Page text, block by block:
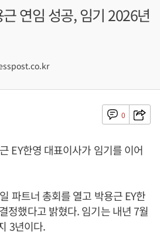
연임 성공, 임기 2026년
0
EY한영 대표이사가 임기를 이어
파트너 총회를 열고 박용근 EY한
정했다고 밝혔다. 임기는 내년 7월
3년이다.